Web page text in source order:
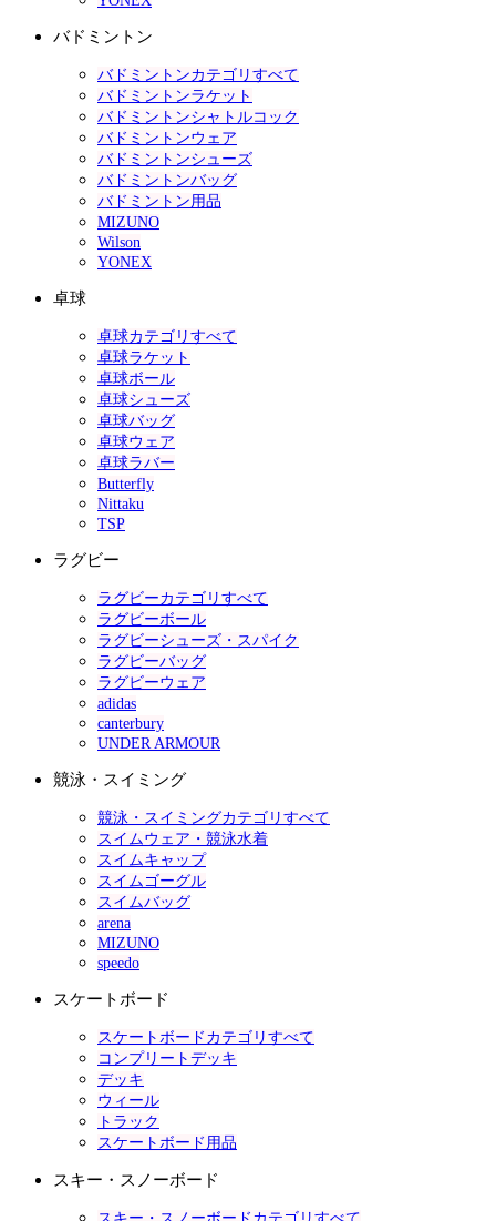
バドミントン
バドミントンカテゴリすべて
バドミントンラケット
バドミントンシャトルコック
バドミントンウェア
バドミントンシューズ
バドミントンバッグ
バドミントン用品
MIZUNO
Wilson
YONEX
卓球
卓球カテゴリすべて
卓球ラケット
卓球ボール
卓球シューズ
卓球バッグ
卓球ウェア
卓球ラバー
Butterfly
Nittaku
TSP
ラグビー
ラグビーカテゴリすべて
ラグビーボール
ラグビーシューズ・スパイク
ラグビーバッグ
ラグビーウェア
adidas
canterbury
UNDER ARMOUR
競泳・スイミング
競泳・スイミングカテゴリすべて
スイムウェア・競泳水着
スイムキャップ
スイムゴーグル
スイムバッグ
arena
MIZUNO
speedo
スケートボード
スケートボードカテゴリすべて
コンプリートデッキ
デッキ
ウィール
トラック
スケートボード用品
スキー・スノーボード